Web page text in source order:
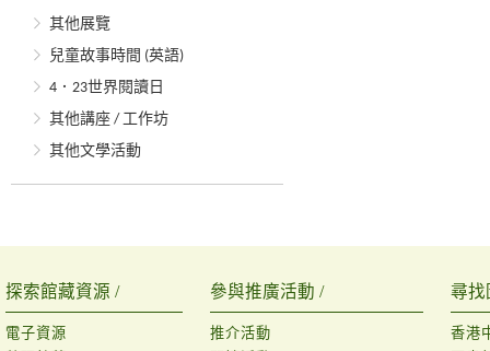
其他展覽
兒童故事時間 (英語)
4．23世界閱讀日
其他講座 / 工作坊
其他文學活動
探索館藏資源 /
電子資源
參與推廣活動 /
推介活動
尋找
香港